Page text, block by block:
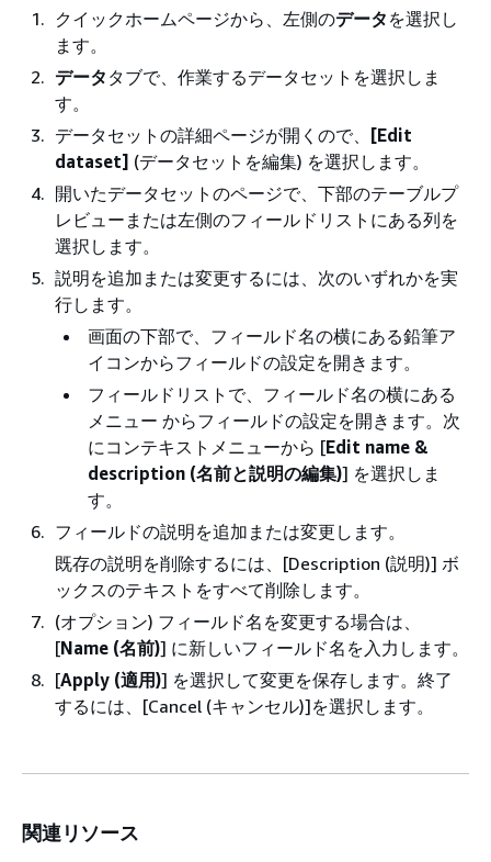
クイックホームページから、左側のデータ を選択し
ます。
データ タブで、作業するデータセットを選択しま
す。
データセットの詳細ページが開くので、
[Edit
dataset] (データセットを編集) を選択します。
開いたデータセットのページで、下部のテーブルプ
レビューまたは左側のフィールドリストにある列を
選択します。
説明を追加または変更するには、次のいずれかを実
行します。
画面の下部で、フィールド名の横にある鉛筆ア
イコンからフィールドの設定を開きます。
フィールドリストで、フィールド名の横にある
メニュー からフィールドの設定を開きます。次
にコンテキストメニューから [Edit name &
description (名前と説明の編集)] を選択しま
す。
フィールドの説明を追加または変更します。
既存の説明を削除するには、[Description (説明)] ボ
ックスのテキストをすべて削除します。
(オプション) フィールド名を変更する場合は、
[Name (名前)] に新しいフィールド名を入力します。
[Apply (適用)] を選択して変更を保存します。終了
するには、[Cancel (キャンセル)]を選択します。
関連リソース